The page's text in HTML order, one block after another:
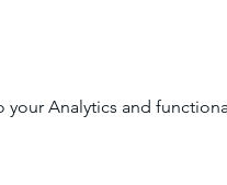
Analytics and